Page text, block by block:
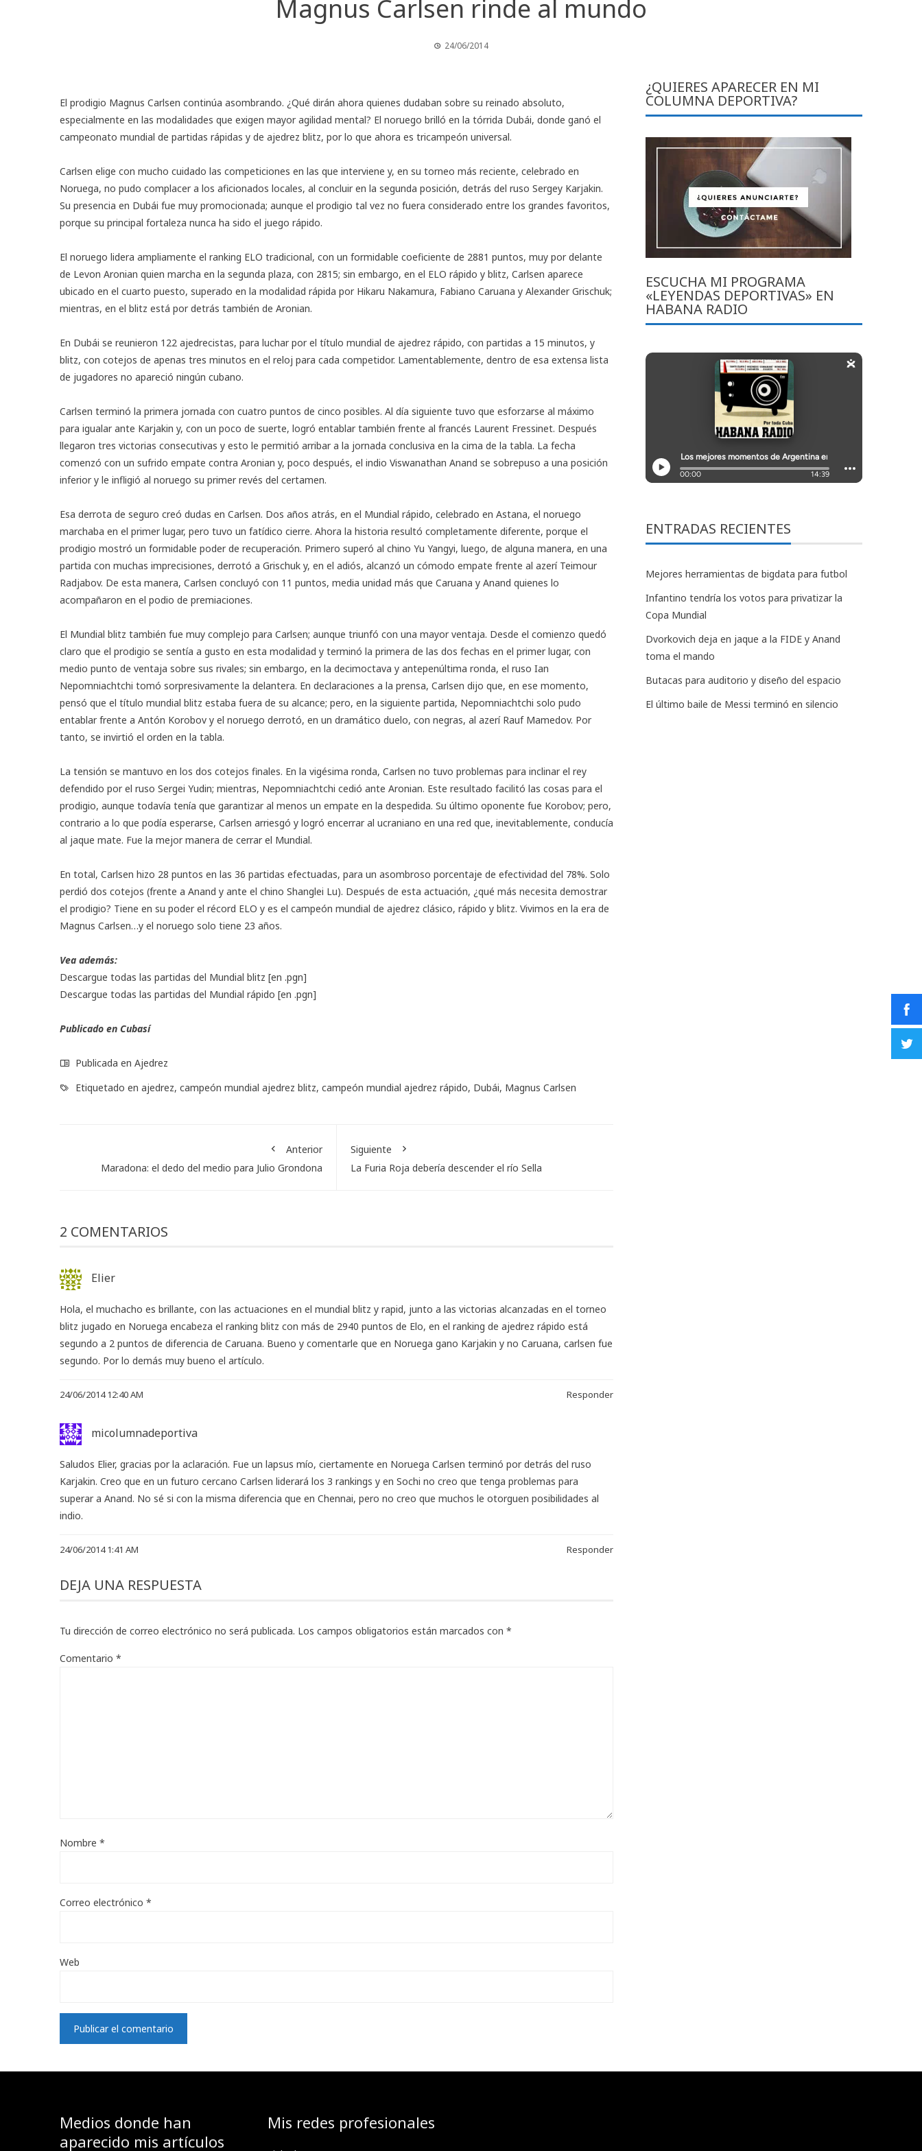
Magnus Carlsen rinde al mundo
24/06/2014
El prodigio Magnus Carlsen continúa asombrando. ¿Qué dirán ahora quienes dudaban sobre su reinado absoluto,
especialmente en las modalidades que exigen mayor agilidad mental? El noruego brilló en la tórrida Dubái, donde ganó el
campeonato mundial de partidas rápidas y de ajedrez blitz, por lo que ahora es tricampeón universal.
Carlsen elige con mucho cuidado las competiciones en las que interviene y, en su torneo más reciente, celebrado en
Noruega, no pudo complacer a los aficionados locales, al concluir en la segunda posición, detrás del ruso Sergey Karjakin.
Su presencia en Dubái fue muy promocionada; aunque el prodigio tal vez no fuera considerado entre los grandes favoritos,
porque su principal fortaleza nunca ha sido el juego rápido.
El noruego lidera ampliamente el ranking ELO tradicional, con un formidable coeficiente de 2881 puntos, muy por delante
de Levon Aronian quien marcha en la segunda plaza, con 2815; sin embargo, en el ELO rápido y blitz, Carlsen aparece
ubicado en el cuarto puesto, superado en la modalidad rápida por Hikaru Nakamura, Fabiano Caruana y Alexander Grischuk;
mientras, en el blitz está por detrás también de Aronian.
En Dubái se reunieron 122 ajedrecistas, para luchar por el título mundial de ajedrez rápido, con partidas a 15 minutos, y
blitz, con cotejos de apenas tres minutos en el reloj para cada competidor. Lamentablemente, dentro de esa extensa lista
de jugadores no apareció ningún cubano.
Carlsen terminó la primera jornada con cuatro puntos de cinco posibles. Al día siguiente tuvo que esforzarse al máximo
para igualar ante Karjakin y, con un poco de suerte, logró entablar también frente al francés Laurent Fressinet. Después
llegaron tres victorias consecutivas y esto le permitió arribar a la jornada conclusiva en la cima de la tabla. La fecha
comenzó con un sufrido empate contra Aronian y, poco después, el indio Viswanathan Anand se sobrepuso a una posición
inferior y le infligió al noruego su primer revés del certamen.
Esa derrota de seguro creó dudas en Carlsen. Dos años atrás, en el Mundial rápido, celebrado en Astana, el noruego
marchaba en el primer lugar, pero tuvo un fatídico cierre. Ahora la historia resultó completamente diferente, porque el
prodigio mostró un formidable poder de recuperación. Primero superó al chino Yu Yangyi, luego, de alguna manera, en una
partida con muchas imprecisiones, derrotó a Grischuk y, en el adiós, alcanzó un cómodo empate frente al azerí Teimour
Radjabov. De esta manera, Carlsen concluyó con 11 puntos, media unidad más que Caruana y Anand quienes lo
acompañaron en el podio de premiaciones.
El Mundial blitz también fue muy complejo para Carlsen; aunque triunfó con una mayor ventaja. Desde el comienzo quedó
claro que el prodigio se sentía a gusto en esta modalidad y terminó la primera de las dos fechas en el primer lugar, con
medio punto de ventaja sobre sus rivales; sin embargo, en la decimoctava y antepenúltima ronda, el ruso Ian
Nepomniachtchi tomó sorpresivamente la delantera. En declaraciones a la prensa, Carlsen dijo que, en ese momento,
pensó que el título mundial blitz estaba fuera de su alcance; pero, en la siguiente partida, Nepomniachtchi solo pudo
entablar frente a Antón Korobov y el noruego derrotó, en un dramático duelo, con negras, al azerí Rauf Mamedov. Por
tanto, se invirtió el orden en la tabla.
La tensión se mantuvo en los dos cotejos finales. En la vigésima ronda, Carlsen no tuvo problemas para inclinar el rey
defendido por el ruso Sergei Yudin; mientras, Nepomniachtchi cedió ante Aronian. Este resultado facilitó las cosas para el
prodigio, aunque todavía tenía que garantizar al menos un empate en la despedida. Su último oponente fue Korobov; pero,
contrario a lo que podía esperarse, Carlsen arriesgó y logró encerrar al ucraniano en una red que, inevitablemente, conducía
al jaque mate. Fue la mejor manera de cerrar el Mundial.
En total, Carlsen hizo 28 puntos en las 36 partidas efectuadas, para un asombroso porcentaje de efectividad del 78%. Solo
perdió dos cotejos (frente a Anand y ante el chino Shanglei Lu). Después de esta actuación, ¿qué más necesita demostrar
el prodigio? Tiene en su poder el récord ELO y es el campeón mundial de ajedrez clásico, rápido y blitz. Vivimos en la era de
Magnus Carlsen…y el noruego solo tiene 23 años.
Vea además:
Descargue todas las partidas del Mundial blitz [en .pgn]
Descargue todas las partidas del Mundial rápido [en .pgn]
Publicado en Cubasí
Publicada en Ajedrez
Etiquetado en ajedrez, campeón mundial ajedrez blitz, campeón mundial ajedrez rápido, Dubái, Magnus Carlsen
Anterior
Maradona: el dedo del medio para Julio Grondona
Siguiente
La Furia Roja debería descender el río Sella
2 COMENTARIOS
Elier
Hola, el muchacho es brillante, con las actuaciones en el mundial blitz y rapid, junto a las victorias alcanzadas en el torneo
blitz jugado en Noruega encabeza el ranking blitz con más de 2940 puntos de Elo, en el ranking de ajedrez rápido está
segundo a 2 puntos de diferencia de Caruana. Bueno y comentarle que en Noruega gano Karjakin y no Caruana, carlsen fue
segundo. Por lo demás muy bueno el artículo.
24/06/2014 12:40 AM Responder
micolumnadeportiva
Saludos Elier, gracias por la aclaración. Fue un lapsus mío, ciertamente en Noruega Carlsen terminó por detrás del ruso
Karjakin. Creo que en un futuro cercano Carlsen liderará los 3 rankings y en Sochi no creo que tenga problemas para
superar a Anand. No sé si con la misma diferencia que en Chennai, pero no creo que muchos le otorguen posibilidades al
indio.
24/06/2014 1:41 AM Responder
DEJA UNA RESPUESTA
Tu dirección de correo electrónico no será publicada. Los campos obligatorios están marcados con *
Comentario *
Nombre *
Correo electrónico *
Web
¿QUIERES APARECER EN MI
COLUMNA DEPORTIVA?
ESCUCHA MI PROGRAMA
«LEYENDAS DEPORTIVAS» EN
HABANA RADIO
ENTRADAS RECIENTES
Mejores herramientas de bigdata para futbol
Infantino tendría los votos para privatizar la
Copa Mundial
Dvorkovich deja en jaque a la FIDE y Anand
toma el mando
Butacas para auditorio y diseño del espacio
El último baile de Messi terminó en silencio
Medios donde han
aparecido mis artículos
Mis redes profesionales